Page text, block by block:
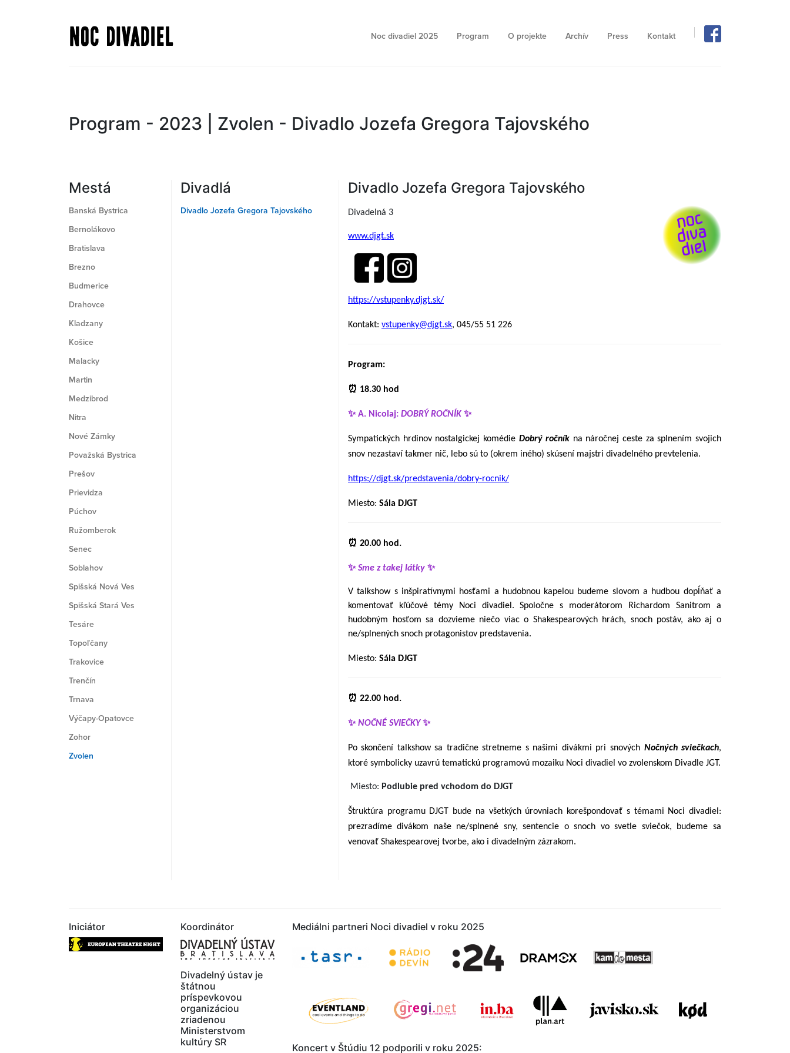
na
hlavný
Noc divadiel 2025 Program O projekte Archív Press Kontakt
Program - 2023 | Zvolen - Divadlo Jozefa Gregora Tajovského
Mestá
Banská Bystrica
Bernolákovo
Bratislava
Brezno
Budmerice
Drahovce
Kladzany
Košice
Malacky
Martin
Medzibrod
Nitra
Nové Zámky
Považská Bystrica
Prešov
Prievidza
Púchov
Ružomberok
Senec
Soblahov
Spišská Nová Ves
Spišská Stará Ves
Tesáre
Topoľčany
Trakovice
Trenčín
Trnava
Výčapy-Opatovce
Zohor
Zvolen
Divadlá
Divadlo Jozefa Gregora Tajovského
Divadlo Jozefa Gregora Tajovského
Divadelná 3
www.djgt.sk
https://vstupenky.djgt.sk/
Kontakt: vstupenky@djgt.sk, 045/55 51 226
Program:
⏰ 18.30 hod
✨ A. Nicolaj: DOBRÝ ROČNÍK ✨
Sympatických hrdinov nostalgickej komédie Dobrý ročník na náročnej ceste za splnením svojich
snov nezastaví takmer nič, lebo sú to (okrem iného) skúsení majstri divadelného prevtelenia.
https://djgt.sk/predstavenia/dobry-rocnik/
Miesto: Sála DJGT
⏰ 20.00 hod.
✨Sme z takej látky ✨
V talkshow s inšpiratívnymi hosťami a hudobnou kapelou budeme slovom a hudbou dopĺňať a
komentovať kľúčové témy Noci divadiel. Spoločne s moderátorom Richardom Sanitrom a
hudobným hosťom sa dozvieme niečo viac o Shakespearových hrách, snoch postáv, ako aj o
ne/splnených snoch protagonistov predstavenia.
Miesto: Sála DJGT
⏰ 22.00 hod.
✨NOČNÉ SVIEČKY✨
Po skončení talkshow sa tradične stretneme s našimi divákmi pri snových Nočných sviečkach,
ktoré symbolicky uzavrú tematickú programovú mozaiku Noci divadiel vo zvolenskom Divadle JGT.
Miesto: Podlubie pred vchodom do DJGT
Štruktúra programu DJGT bude na všetkých úrovniach korešpondovať s témami Noci divadiel:
prezradíme divákom naše ne/splnené sny, sentencie o snoch vo svetle sviečok, budeme sa
venovať Shakespearovej tvorbe, ako i divadelným zázrakom.
Iniciátor Koordinátor
Divadelný ústav je
štátnou
príspevkovou
organizáciou
zriadenou
Ministerstvom
kultúry SR
Mediálni partneri Noci divadiel v roku 2025
Koncert v Štúdiu 12 podporili v roku 2025: